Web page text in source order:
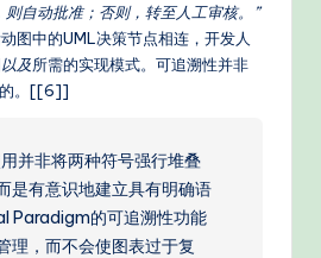
自动批准；否则，转至人工审核。”
图中的UML决策节点相连，开发人
以及所需的实现模式。可追溯性并非
的。[[6]]
并非将两种符号强行堆叠
是有意识地建立具有明确语
Paradigm的可追溯性功能
理，而不会使图表过于复